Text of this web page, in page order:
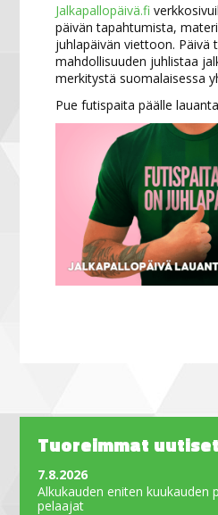
Jalkapallopäivä.fi
päivän tapahtumista,
juhlapäivän viettoon. Päivä
mahdollisuuden juhlistaa
merkitystä suomalaisessa
Pue futispaita päälle
Tuoreimmat uutiset
7.8.2026
Alkukauden eniten kuukauden
pelaajat